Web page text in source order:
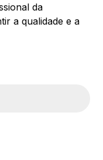
da
a qualidade e a